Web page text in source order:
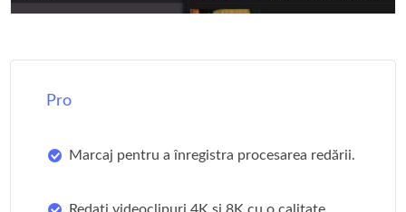
Pro
Marcaj pentru a înregistra procesarea redării.